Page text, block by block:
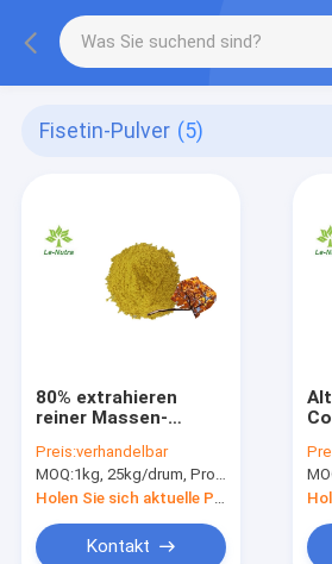
Fisetin-Pulver (5)
80% extrahieren
reiner Massen-
Cotinus Coggygria
Antitumor
Preis:verhandelbar
MOQ:1kg, 25kg/drum, Probe ist verfügbar
Kontakt